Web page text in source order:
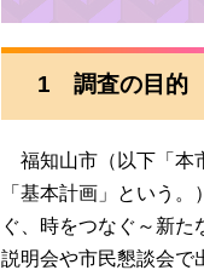
1 調査の目的
福知山市（以下「本
「基本計画」という
ぐ、時をつなぐ～新
説明会や市民懇談会で